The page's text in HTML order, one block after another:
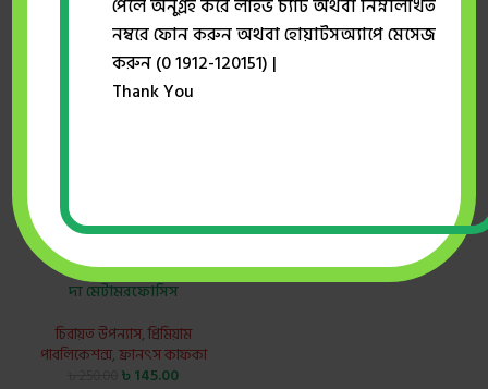
দ্য মেটামরফোসিস
চিরায়ত উপন্যাস,প্রিমিয়াম
পাবলিকেশন্স,ফ্রানৎস কাফকা
৳145.00
পেলে অনুগ্রহ করে লাইভ চ্যাট অথবা নিম্নলিখিত
নম্বরে ফোন করুন অথবা হোয়াটসঅ্যাপে মেসেজ
করুন (0 1912-120151) |
Thank You